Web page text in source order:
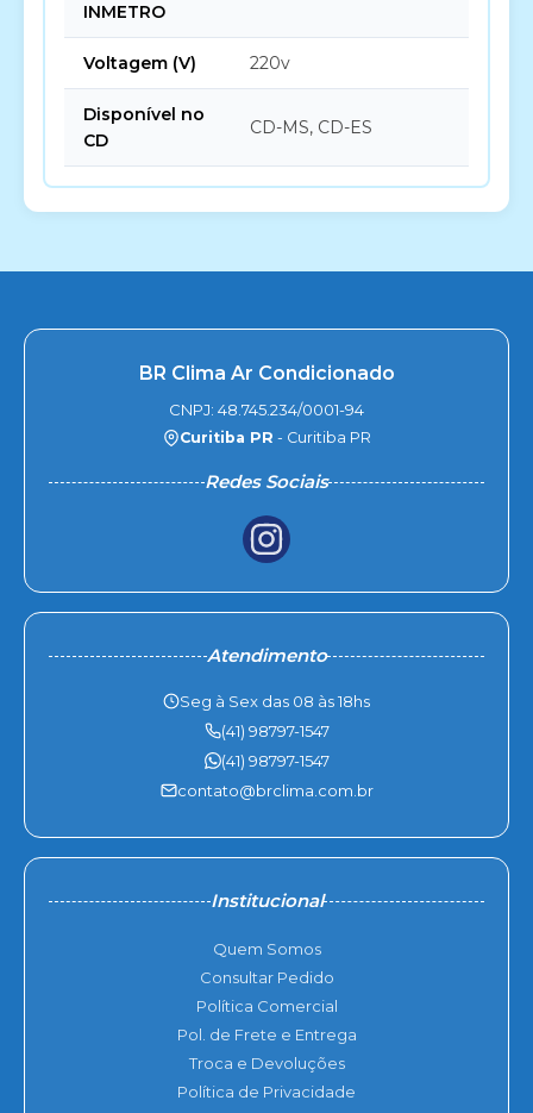
INMETRO
Voltagem (V) 220v
Disponível no
CD
CD-MS, CD-ES
BR Clima Ar Condicionado
CNPJ: 48.745.234/0001-94
Curitiba PR - Curitiba PR
Redes Sociais
Atendimento
Seg à Sex das 08 às 18hs
(41) 98797-1547
(41) 98797-1547
contato@brclima.com.br
Institucional
Quem Somos
Consultar Pedido
Política Comercial
Pol. de Frete e Entrega
Troca e Devoluções
Política de Privacidade